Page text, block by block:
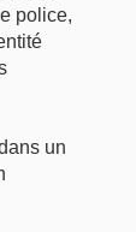
police,
un